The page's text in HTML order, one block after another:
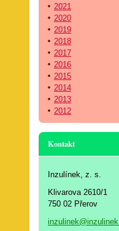
2021
2020
2019
2018
2017
2016
2015
2014
2013
2012
Kontakt
Inzulínek, z. s.
Klivarova 2610/1
750 02 Přerov